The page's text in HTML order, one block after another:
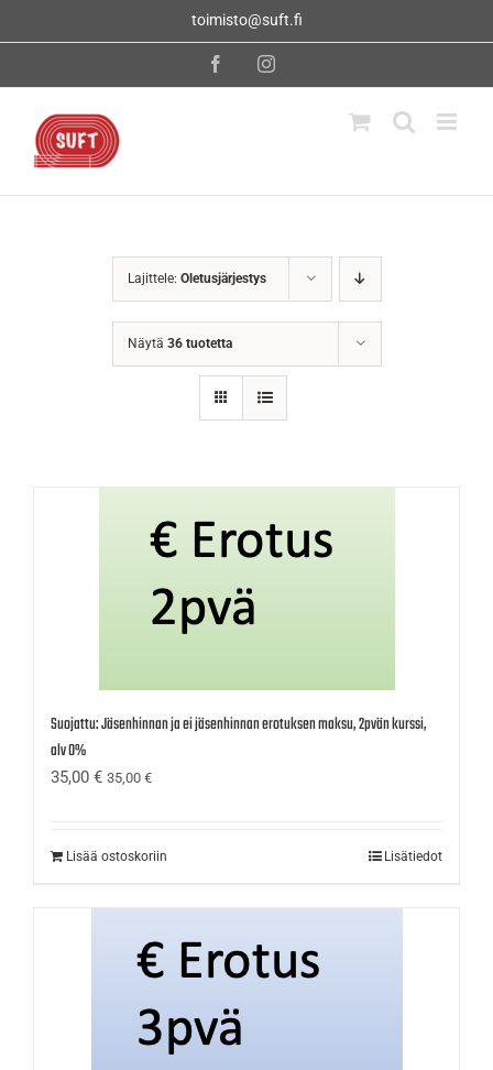
toimisto@suft.fi
FacebookInstagram
Lajittele: Oletusjärjestys
Näytä 36 tuotetta
Suojattu: Jäsenhinnan ja ei jäsenhinnan erotuksen maksu, 2pvän kurssi,
alv 0%
35,00 € 35,00 €
Lisää ostoskoriin Lisätiedot